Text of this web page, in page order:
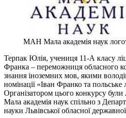
МАН Мала академія наук
Терпак Юлія, учениця 11-А класу
Франка – переможниця обласного
знання іноземних мов, якими
номінації «Іван Франко та польське
Організатором цього конкурсу були
Мала академія наук спільно з
науки Львівської обласної державної